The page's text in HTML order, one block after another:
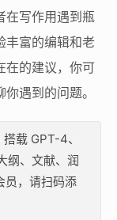
在写作用遇到瓶
丰富的编辑和老
在的建议，你可
遇到的问题。
载 GPT-4、
纲、文献、润
员，请扫码添